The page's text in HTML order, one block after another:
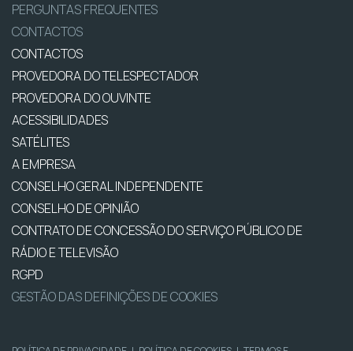
PERGUNTAS FREQUENTES
CONTACTOS
CONTACTOS
PROVEDORA DO TELESPECTADOR
PROVEDORA DO OUVINTE
ACESSIBILIDADES
SATÉLITES
A EMPRESA
CONSELHO GERAL INDEPENDENTE
CONSELHO DE OPINIÃO
CONTRATO DE CONCESSÃO DO SERVIÇO PÚBLICO DE
RÁDIO E TELEVISÃO
RGPD
GESTÃO DAS DEFINIÇÕES DE COOKIES